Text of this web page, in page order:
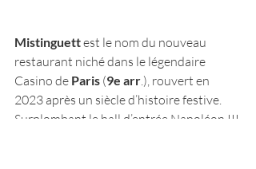
Mistinguett est le nom du nouveau
restaurant niché dans le légendaire
Casino de Paris (9e arr .), rouvert en
2023 après un siècle d’histoire festive.
Surplombant le hall d’entrée Napoléon III